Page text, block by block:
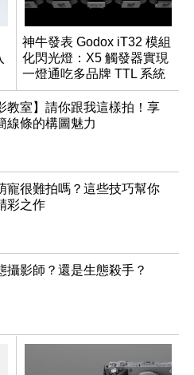
神牛發表 Godox iT32 模組
化閃光燈：X5 觸發器實現
一燈通吃多品牌 TTL 系統
教室】請你跟我這樣拍！享
線條的構圖魅力
寵很難拍嗎？這些技巧幫你
彩之作
攝影師？還是生態殺手？